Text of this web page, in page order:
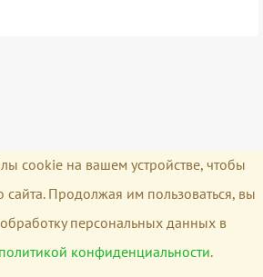
cookie на вашем устройстве, чтобы
сайта. Продолжая им пользоваться, вы
персональных данных в
политикой конфиденциальности.